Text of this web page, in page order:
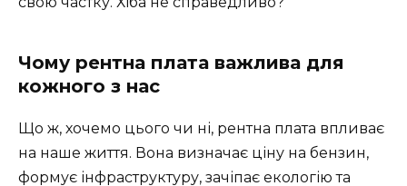
Чому рентна плата важлива для
кожного з нас
Що ж, хочемо цього чи ні, рентна плата впливає
на наше життя. Вона визначає ціну на бензин,
формує інфраструктуру, зачіпає екологію та